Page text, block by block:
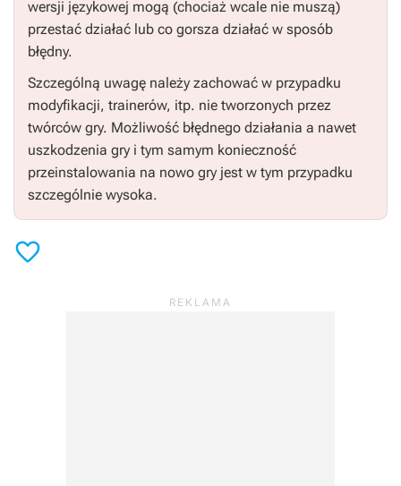
wersji językowej mogą (chociaż wcale nie muszą)
przestać działać lub co gorsza działać w sposób
błędny.
Szczególną uwagę należy zachować w przypadku
modyfikacji, trainerów, itp. nie tworzonych przez
twórców gry. Możliwość błędnego działania a nawet
uszkodzenia gry i tym samym konieczność
przeinstalowania na nowo gry jest w tym przypadku
szczególnie wysoka.
